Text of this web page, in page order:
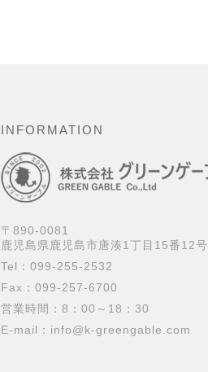
INFORMATION
〒890-0081
鹿児島県鹿児島市唐湊1丁目15番12号
Tel：099-255-2532
Fax：099-257-6700
営業時間：8：00～18：30
E-mail： info@k-greengable.com